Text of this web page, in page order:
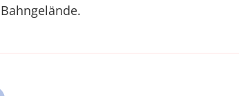
Bahngelände.